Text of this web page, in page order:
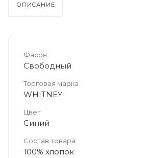
ОПИСАНИЕ
Фасон
Свободный
Торговая марка
WHITNEY
Цвет
Синий
Состав товара
100% хлопок